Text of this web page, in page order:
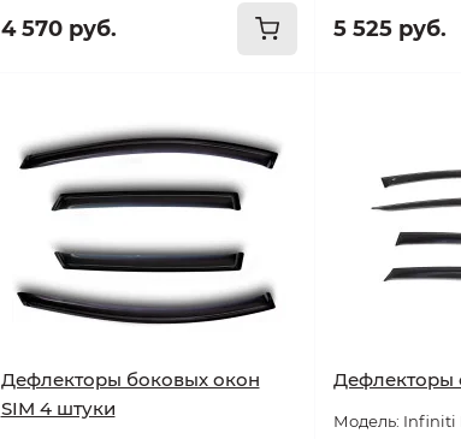
4 570 руб. 5 525 руб.
Дефлекторы боковых окон
SIM 4 штуки
Дефлекторы
Модель: Infiniti